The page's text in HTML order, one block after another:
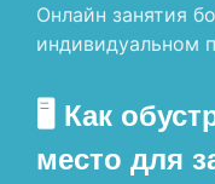
Онлайн занятия
индивидуальном
🖥 Как
место для